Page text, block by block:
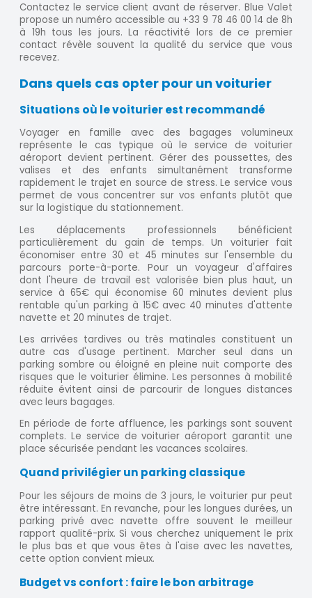
Contactez le service client avant de réserver. Blue Valet
propose un numéro accessible au +33 9 78 46 00 14 de 8h
à 19h tous les jours. La réactivité lors de ce premier
contact révèle souvent la qualité du service que vous
recevez.
Dans quels cas opter pour un voiturier
Situations où le voiturier est recommandé
Voyager en famille avec des bagages volumineux
représente le cas typique où le service de voiturier
aéroport devient pertinent. Gérer des poussettes, des
valises et des enfants simultanément transforme
rapidement le trajet en source de stress. Le service vous
permet de vous concentrer sur vos enfants plutôt que
sur la logistique du stationnement.
Les déplacements professionnels bénéficient
particulièrement du gain de temps. Un voiturier fait
économiser entre 30 et 45 minutes sur l'ensemble du
parcours porte-à-porte. Pour un voyageur d'affaires
dont l'heure de travail est valorisée bien plus haut, un
service à 65€ qui économise 60 minutes devient plus
rentable qu'un parking à 15€ avec 40 minutes d'attente
navette et 20 minutes de trajet.
Les arrivées tardives ou très matinales constituent un
autre cas d'usage pertinent. Marcher seul dans un
parking sombre ou éloigné en pleine nuit comporte des
risques que le voiturier élimine. Les personnes à mobilité
réduite évitent ainsi de parcourir de longues distances
avec leurs bagages.
En période de forte affluence, les parkings sont souvent
complets. Le service de voiturier aéroport garantit une
place sécurisée pendant les vacances scolaires.
Quand privilégier un parking classique
Pour les séjours de moins de 3 jours, le voiturier pur peut
être intéressant. En revanche, pour les longues durées, un
parking privé avec navette offre souvent le meilleur
rapport qualité-prix. Si vous cherchez uniquement le prix
le plus bas et que vous êtes à l'aise avec les navettes,
cette option convient mieux.
Budget vs confort : faire le bon arbitrage